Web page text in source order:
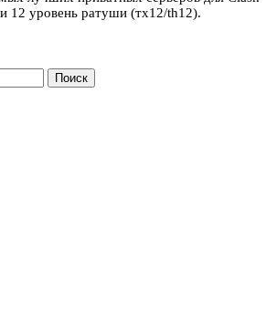
12 уровень ратуши (тх12/th12).